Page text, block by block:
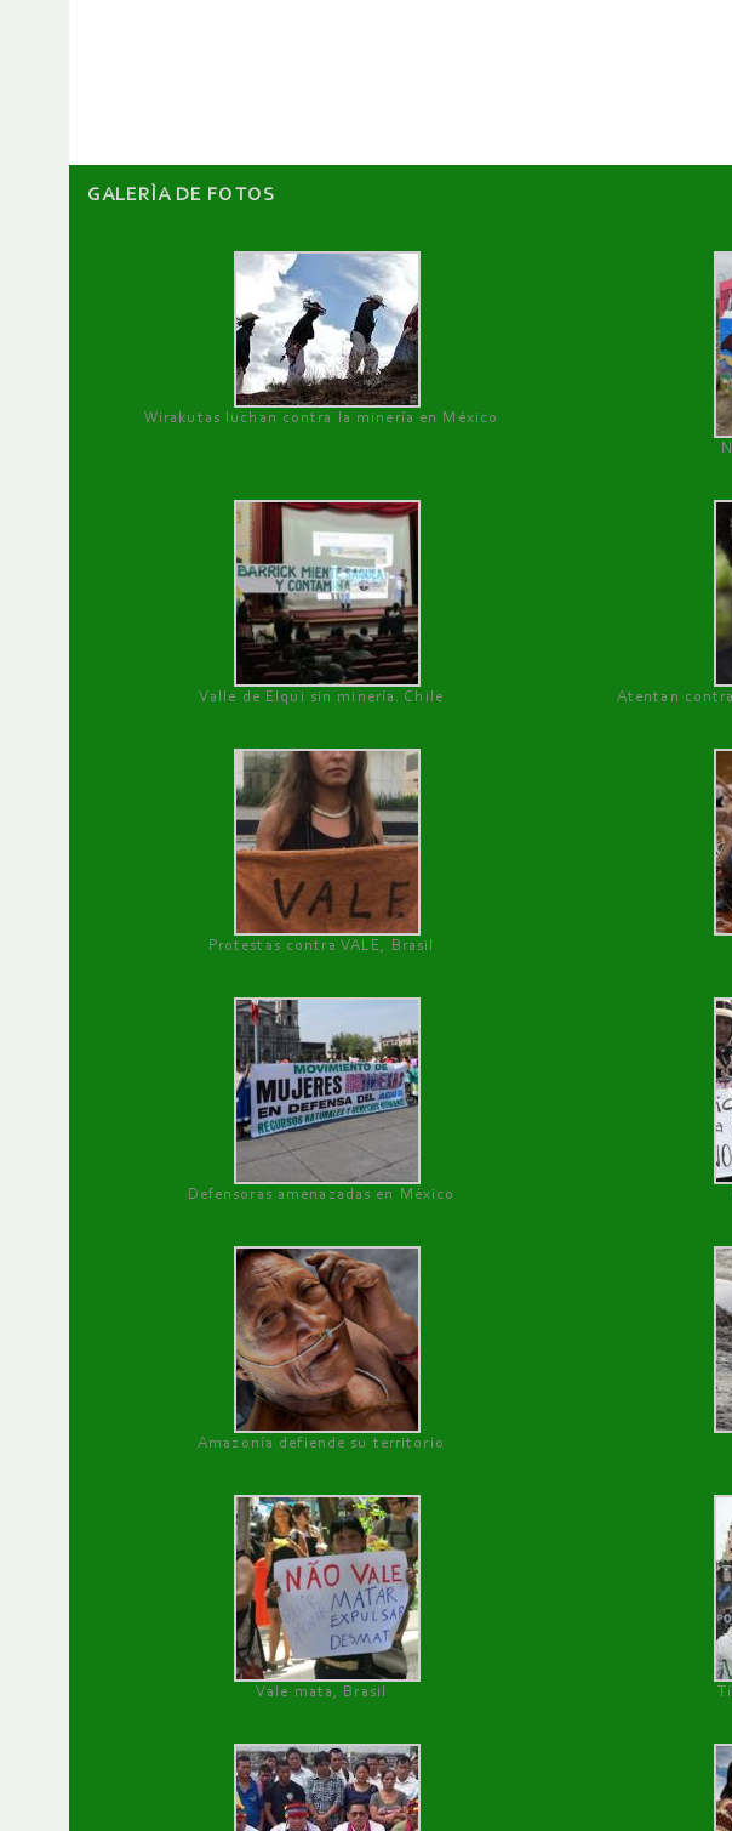
GALERÌA DE FOTOS
Wirakutas luchan contra la minería en México
Valle de Elqui sin minería. Chile Atentan
Protestas contra VALE, Brasil
Defensoras amenazadas en México
Amazonía defiende su territorio
Vale mata, Brasil